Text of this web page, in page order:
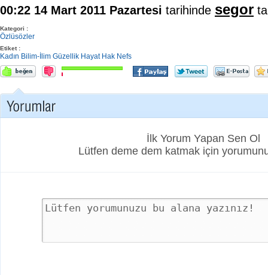
00:22 14 Mart 2011 Pazartesi tarihinde segor
Kategori :
Özlüsözler
Etiket :
Kadın Bilim-İlim Güzellik Hayat Hak Nefs
İlk Yorum Yapan Sen Ol
Lütfen deme dem katmak için